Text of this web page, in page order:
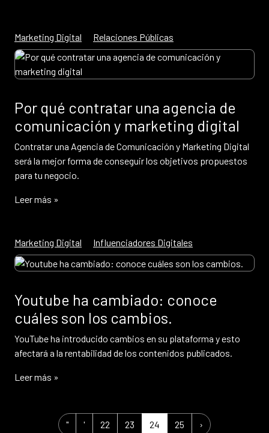
Marketing Digital Relaciones Públicas
Por qué contratar una agencia de
comunicación y marketing digital
Contratar una Agencia de Comunicación y Marketing Digital
será la mejor forma de conseguir los objetivos propuestos
para tu negocio.
Leer más »
Marketing Digital Influenciadores Digitales
Youtube ha cambiado: conoce
cuáles son los cambios.
YouTube ha introducido cambios en su plataforma y esto
afectará a la rentabilidad de los contenidos publicados.
Leer más »
Navegación por la página
" ' Page
22 Page
23 Current Page
24 Page
25 ›